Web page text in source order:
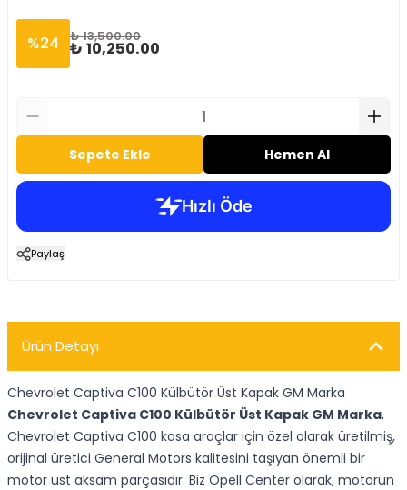
%24 ₺ 13,500.00
₺ 10,250.00
Sepete Ekle Hemen Al
Paylaş
Ürün Detayı
Chevrolet Captiva C100 Külbütör Üst Kapak GM Marka
Chevrolet Captiva C100 Külbütör Üst Kapak GM Marka,
Chevrolet Captiva C100 kasa araçlar için özel olarak üretilmiş,
orijinal üretici General Motors kalitesini taşıyan önemli bir
motor üst aksam parçasıdır. Biz Opell Center olarak, motorun